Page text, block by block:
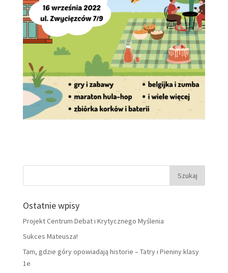
Ostatnie wpisy
Projekt Centrum Debat i Krytycznego Myślenia
Sukces Mateusza!
Tam, gdzie góry opowiadają historie – Tatry i Pieniny klasy
1e